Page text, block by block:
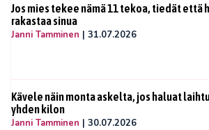
Jos mies tekee nämä 11 tekoa, tiedät että
rakastaa sinua
Janni Tamminen | 31.07.2026
Kävele näin monta askelta, jos haluat
yhden kilon
Janni Tamminen | 30.07.2026